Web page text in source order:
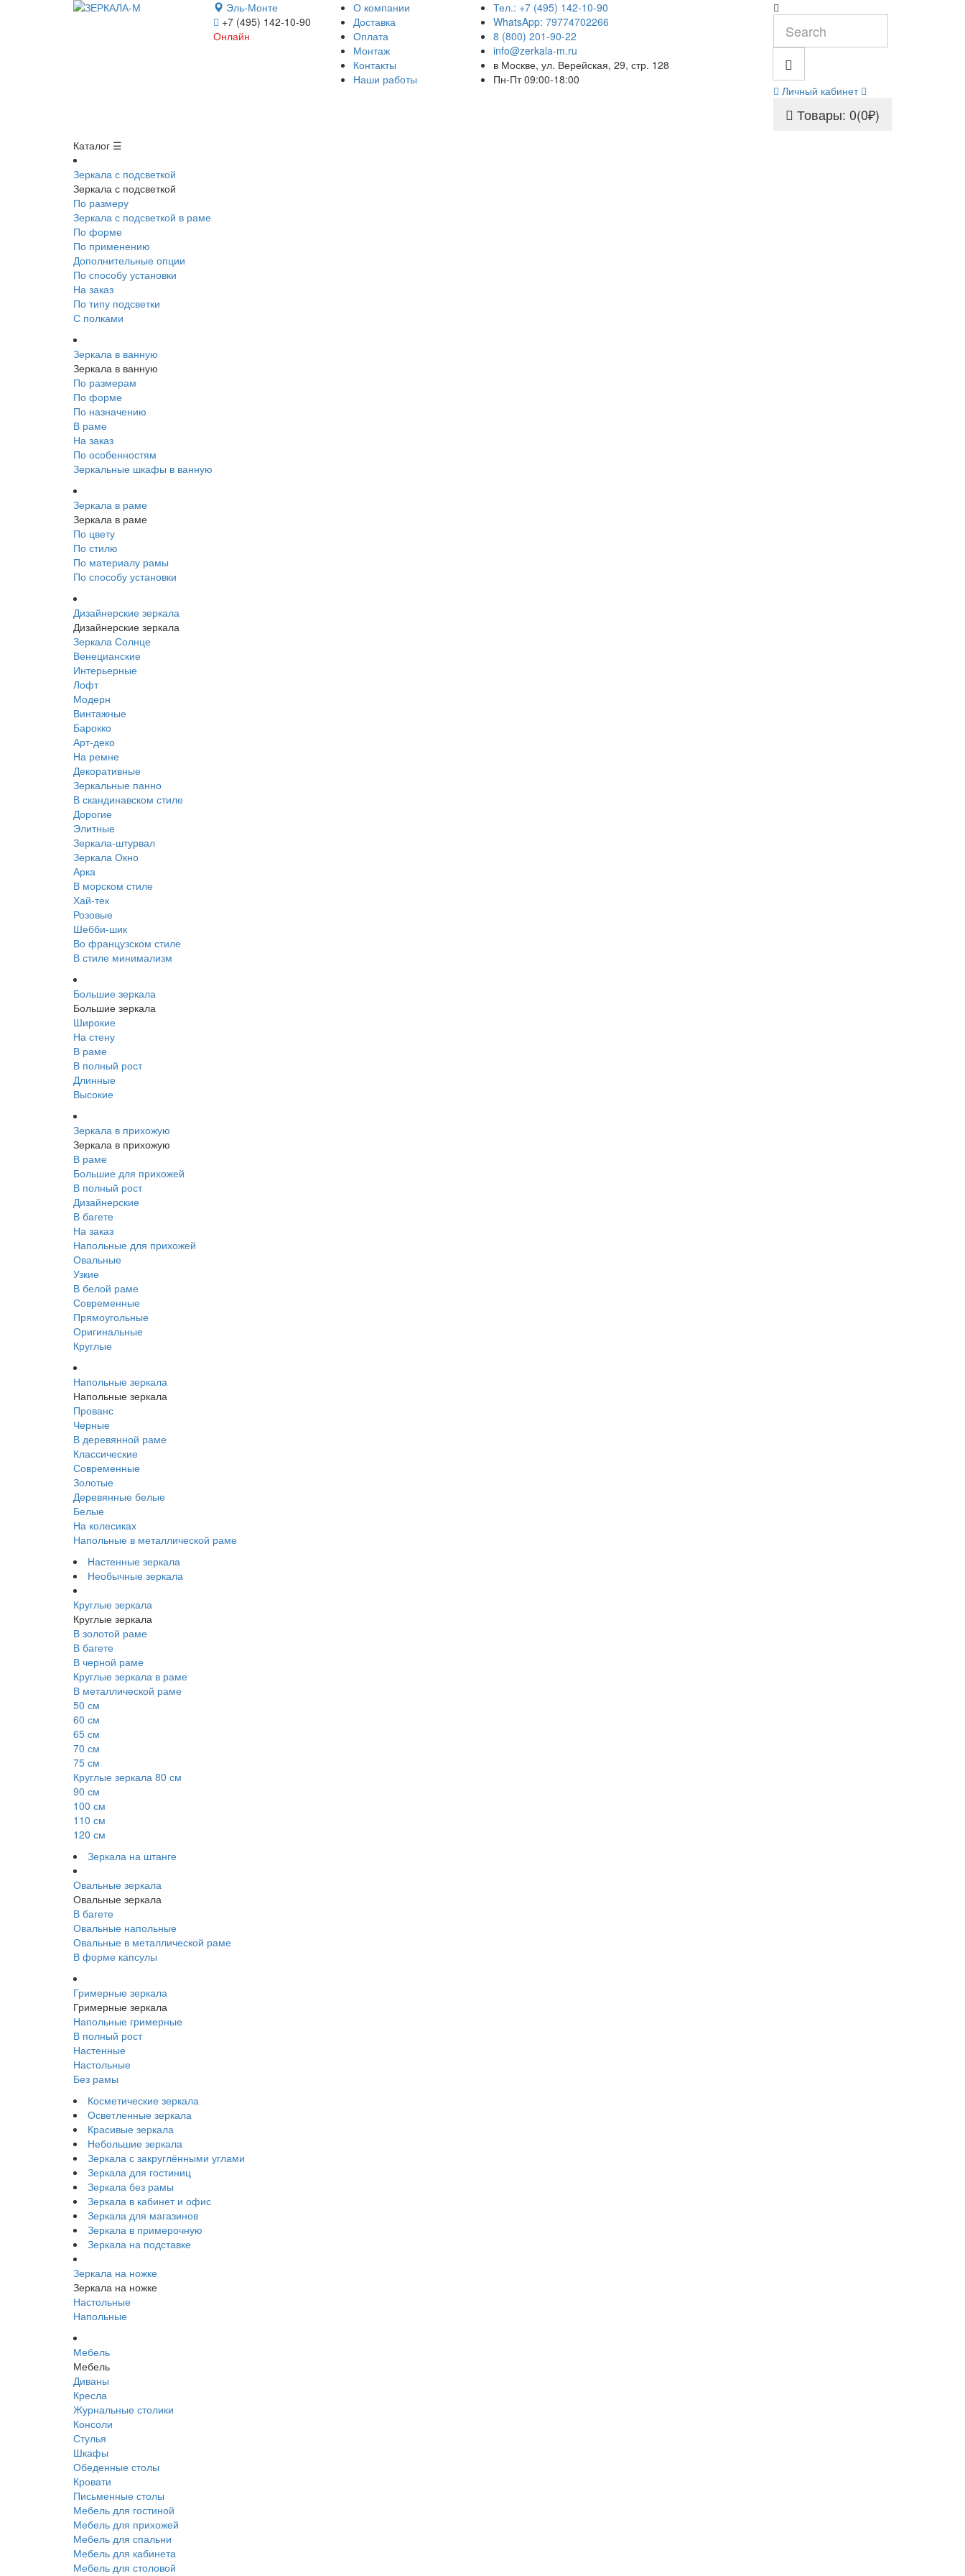
Эль-Монте
+7 (495) 142-10-90
Онлайн
О компании
Доставка
Оплата
Монтаж
Контакты
Наши работы
Тел.: +7 (495) 142-10-90
WhatsApp: 79774702266
8 (800) 201-90-22
info@zerkala-m.ru
в Москве, ул. Верейская, 29, стр. 128
Пн-Пт 09:00-18:00
Личный кабинет
Товары: 0(0₽)
Каталог ☰
Зеркала с подсветкой
Зеркала с подсветкой
По размеру
Зеркала с подсветкой в раме
По форме
По применению
Дополнительные опции
По способу установки
На заказ
По типу подсветки
С полками
Зеркала в ванную
Зеркала в ванную
По размерам
По форме
По назначению
В раме
На заказ
По особенностям
Зеркальные шкафы в ванную
Зеркала в раме
Зеркала в раме
По цвету
По стилю
По материалу рамы
По способу установки
Дизайнерские зеркала
Дизайнерские зеркала
Зеркала Солнце
Венецианские
Интерьерные
Лофт
Модерн
Винтажные
Барокко
Арт-деко
На ремне
Декоративные
Зеркальные панно
В скандинавском стиле
Дорогие
Элитные
Зеркала-штурвал
Зеркала Окно
Арка
В морском стиле
Хай-тек
Розовые
Шебби-шик
Во французском стиле
В стиле минимализм
Большие зеркала
Большие зеркала
Широкие
На стену
В раме
В полный рост
Длинные
Высокие
Зеркала в прихожую
Зеркала в прихожую
В раме
Большие для прихожей
В полный рост
Дизайнерские
В багете
На заказ
Напольные для прихожей
Овальные
Узкие
В белой раме
Современные
Прямоугольные
Оригинальные
Круглые
Напольные зеркала
Напольные зеркала
Прованс
Черные
В деревянной раме
Классические
Современные
Золотые
Деревянные белые
Белые
На колесиках
Напольные в металлической раме
Настенные зеркала
Необычные зеркала
Круглые зеркала
Круглые зеркала
В золотой раме
В багете
В черной раме
Круглые зеркала в раме
В металлической раме
50 см
60 см
65 см
70 см
75 см
Круглые зеркала 80 см
90 см
100 см
110 см
120 см
Зеркала на штанге
Овальные зеркала
Овальные зеркала
В багете
Овальные напольные
Овальные в металлической раме
В форме капсулы
Гримерные зеркала
Гримерные зеркала
Напольные гримерные
В полный рост
Настенные
Настольные
Без рамы
Косметические зеркала
Осветленные зеркала
Красивые зеркала
Небольшие зеркала
Зеркала с закруглёнными углами
Зеркала для гостиниц
Зеркала без рамы
Зеркала в кабинет и офис
Зеркала для магазинов
Зеркала в примерочную
Зеркала на подставке
Зеркала на ножке
Зеркала на ножке
Настольные
Напольные
Мебель
Мебель
Диваны
Кресла
Журнальные столики
Консоли
Стулья
Шкафы
Обеденные столы
Кровати
Письменные столы
Мебель для гостиной
Мебель для прихожей
Мебель для спальни
Мебель для кабинета
Мебель для столовой